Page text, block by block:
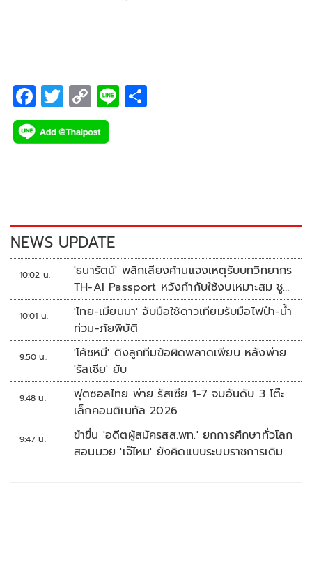
F
ac
e
k
T
wi
tt
C
o
p
k
Li
NEWS UPDATE
10:02 น.
'ธนารัตน์' พลิกเสียงค้านแจงเหตุรับบทวิทยากร
TH-AI Passport หวังกำกับใช้งบเหมาะสม ชู
จุดเด่นคนไทยได้ใช้ AI ระดับโปร ลดเหลื่อมล้ำ
ทางเทคโนโลยี เซฟงบไปกว่า900ล้าน เชื่อหาก
ใช้เต็มที่เอกชนขาดทุนย่อยยับ
10:01 น.
'ไทย-เมียนมา' จับมือใช้ดาวเทียมรับมือไฟป่า-น้ำ
ท่วม-ภัยพิบัติ
9:50 น.
'โค้ชหมี' ติงลูกทีมข้อผิดพลาดเพียบ หลังพ่าย
'รัสเซีย' ยับ
9:48 น.
ฟุตซอลไทย พ่าย รัสเซีย 1-7 จบอันดับ 3 โต๊ะ
เล็กคอนติเนทัล 2026
9:47 น.
ขำขื่น 'อดีตผู้สมัครสส.พท.' ยกการศึกษาทั่วโลก
สอนมวย 'เจ๊ไหม' ยังคิดแบบระบบราชการเดิม